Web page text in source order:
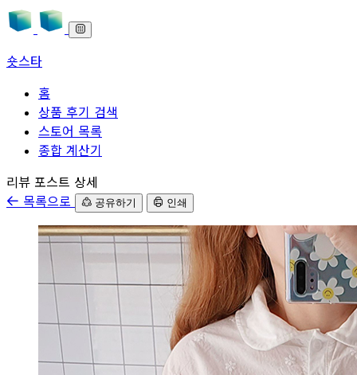
숏스타
홈
상품 후기 검색
스토어 목록
종합 계산기
본문으로 바로가기
리뷰 포스트 상세
목록으로
공유하기 인쇄